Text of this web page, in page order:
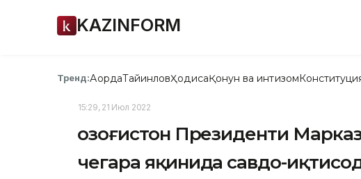
KAZINFORM
Тренд:АқордаТайинловҲодисаҚонун ва интизом
15:29, 21 Июл 2022
Қозоғистон Президенти
чегара яқинида савдо-